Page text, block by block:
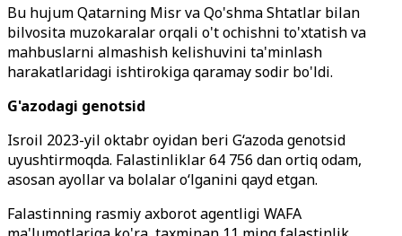
Bu hujum Qatarning Misr va Qo'shma Shtatlar bilan
bilvosita muzokaralar orqali o't ochishni to'xtatish va
mahbuslarni almashish kelishuvini ta'minlash
harakatlaridagi ishtirokiga qaramay sodir bo'ldi.
G'azodagi genotsid
Isroil 2023-yil oktabr oyidan beri G‘azoda genotsid
uyushtirmoqda. Falastinliklar 64 756 dan ortiq odam,
asosan ayollar va bolalar o‘lganini qayd etgan.
Falastinning rasmiy axborot agentligi WAFA